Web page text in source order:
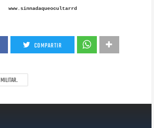
www.sinnadaqueocultarrd
COMPARTIR
MILITAR.